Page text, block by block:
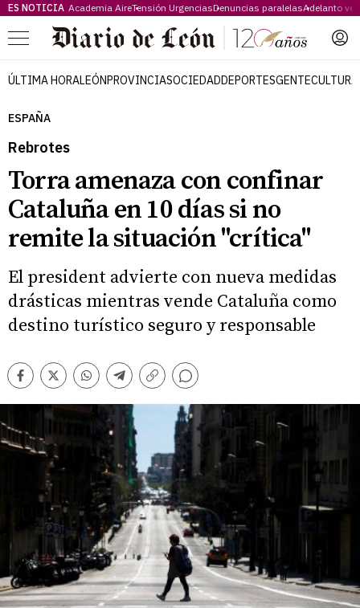
ES NOTICIA Academia AireTensión UrgenciasDenuncias paralelasAdelanto
Menú
ÚLTIMA HORALEÓNPROVINCIASOCIEDADDEPORTESGENTECULTURA
ESPAÑA
Rebrotes
Torra amenaza con confinar
Cataluña en 10 días si no
remite la situación "crítica"
El president advierte con nueva medidas
drásticas mientras vende Cataluña como
destino turístico seguro y responsable
Facebook
TwitterWhatsappTelegram
Copiar
Comentarios